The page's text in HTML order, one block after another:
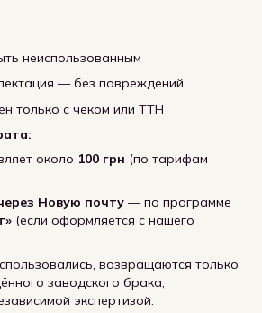
неиспользованным
— без повреждений
только с чеком или ТТН
около 100 грн (по тарифам
Новую почту — по программе
(если оформляется с нашего
возвращаются только
заводского брака,
экспертизой.